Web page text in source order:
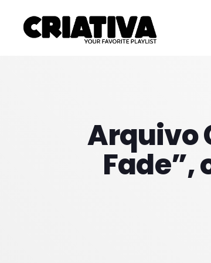
Arquivo
Fade”,